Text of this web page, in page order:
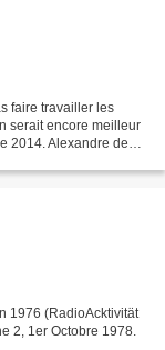
faire travailler les
serait encore meilleur
2014. Alexandre de
1976 (RadioAcktivität
2, 1er Octobre 1978.